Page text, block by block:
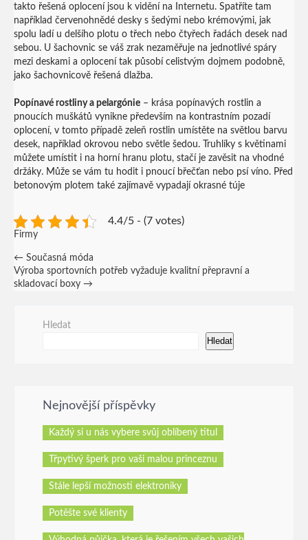
takto řešená oplocení jsou k vidění na Internetu. Spatříte tam
například červenohnědé desky s šedými nebo krémovými, jak
spolu ladí u delšího plotu o třech nebo čtyřech řadách desek nad
sebou. U šachovnic se váš zrak nezaměřuje na jednotlivé spáry
mezi deskami a oplocení tak působí celistvým dojmem podobně,
jako šachovnicově řešená dlažba.
Popínavé rostliny a pelargónie – krása popínavých rostlin a
pnoucích muškátů vynikne především na kontrastním pozadí
oplocení, v tomto případě zeleň rostlin umístěte na světlou barvu
desek, například okrovou nebo světle šedou. Truhlíky s květinami
můžete umístit i na horní hranu plotu, stačí je zavěsit na vhodné
držáky. Může se vám tu hodit i pnoucí břečťan nebo psí víno. Před
betonovým plotem také zajímavě vypadají okrasné túje
4.4/5 - (7 votes)
Firmy
Post
navigation
← Současná móda
Výroba sportovních potřeb vyžaduje kvalitní přepravní a
skladovací boxy →
Hledat
Hledat
Nejnovější příspěvky
Každý si u nás vybere svůj oblíbený titul
Třpytivý šperk pro vaši malou princeznu
Stále lepší možnosti elektroniky
Potěšte své klienty